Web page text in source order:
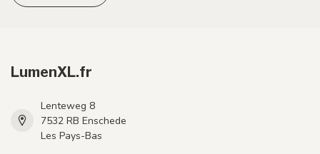
LumenXL.fr
Lenteweg 8
7532 RB Enschede
Les Pays-Bas